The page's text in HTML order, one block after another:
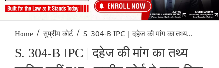
Home / सुप्रीम कोर्ट / S. 304-B IPC | दहेज की मांग का तथ्य...
S. 304-B IPC | दहेज की मांग का तथ्य